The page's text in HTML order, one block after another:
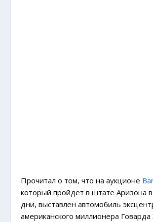
Прочитал о том, что на аукционе
который пройдет в штате Аризона
дни, выставлен автомобиль
американского миллионера